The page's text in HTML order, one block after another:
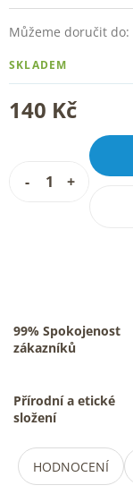
140 Kč
SKLADEM
Můžeme doručit do:
99% Spokojenost
zákazníků
Přírodní a etické
složení
HODNOCENÍ